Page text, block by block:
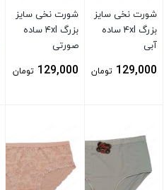
شورت نخی سایز
بزرگ ۴xl ساده
آبی
129,000 تومان
شورت نخی سایز
بزرگ ۴xl ساده
صورتی
129,000 تومان